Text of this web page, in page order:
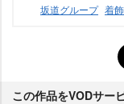
坂道グループ 着
この作品をVODサー